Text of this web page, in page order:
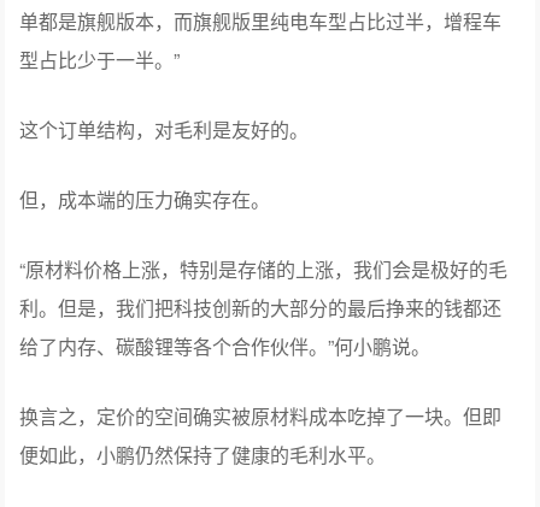
单都是旗舰版本，而旗舰版里纯电车型占比过半，增程车
型占比少于一半。”
这个订单结构，对毛利是友好的。
但，成本端的压力确实存在。
“原材料价格上涨，特别是存储的上涨，我们会是极好的毛
利。但是，我们把科技创新的大部分的最后挣来的钱都还
给了内存、碳酸锂等各个合作伙伴。”何小鹏说。
换言之，定价的空间确实被原材料成本吃掉了一块。但即
便如此，小鹏仍然保持了健康的毛利水平。